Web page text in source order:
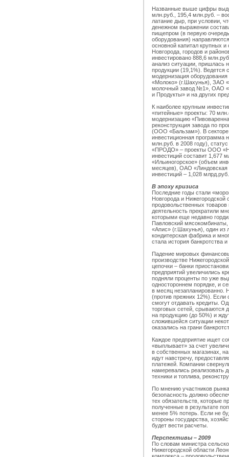
Названные выше цифры
млн.руб., 195,4 млн.руб. –
латание дыр, при условии,
денежном выражении
пищепром (в первую
оборудования)
основной капитал крупных
Новгорода, городов и
инвестировано 888,6
анализ ситуации, пришлась
продукции (19,1%). Ведется
модернизация
«Молоко» (г.Шахунья), ЗАО
молочный завод №1», ОАО
и Продукты» и на других
К наиболее крупным
«питейные» проекты: 70
модернизацию
реконструкция завода по
(ООО «Бальзам»). В
инвестиционная программа
млн.руб. в 2008 году),
«ПРОДО» – проекты ООО
инвестиций составит 1,677
«Ильиногорское» (объем
месяцев), ОАО «Линдовская
инвестиций – 1,028
В эпоху кризиса
Последние годы стали
Новгорода и Нижегородской
продовольственных
деятельность прекратили
которыми еще недавно
Павловский
«Апис» (г.Шахунья), один из
кондитерская фабрика и
стала история
Падение мировых
производстве
цепочки – банки
предприятий увеличились
подняли проценты по уже
одностороннем порядке, и
в месяц незапланированно.
(против прежних 12%). Если
смогут отдавать кредиты.
торговых сетей, срываются
на продукцию (до 50%) и
сложившейся ситуации
оказались на грани
Каждое предприятие ищет
«выплывает» за счет
в собственных магазинах,
идут навстречу,
платежей. Компании
намеревались реализовать
техники и топлива,
По мнению участников
безопасность должно
тех обязательств, которые
полученные в результате
менее 5% потерь. Если не
стороны государства,
будет вести расчеты.
Перспективы – 2009
По словам министра
Нижегородской области